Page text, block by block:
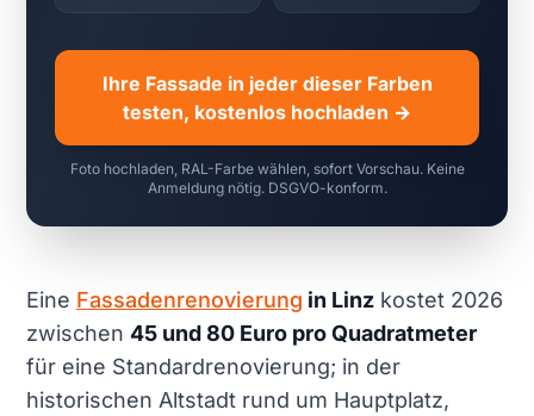
Ihre Fassade in jeder dieser Farben
testen, kostenlos hochladen →
Foto hochladen, RAL-Farbe wählen, sofort Vorschau. Keine
Anmeldung nötig. DSGVO-konform.
Eine Fassadenrenovierung in Linz kostet 2026
zwischen 45 und 80 Euro pro Quadratmeter
für eine Standardrenovierung; in der
historischen Altstadt rund um Hauptplatz,